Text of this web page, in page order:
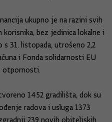
ukupno je na razini svih
bez jedinica lokalne i
s 31. listopada, utrošeno 2,2
i Fonda solidarnosti EU
otpornosti.
1452 gradilišta, dok su
radova i usluga 1373
239 novih obiteljskih